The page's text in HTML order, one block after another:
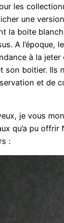
les
une
la boite
A l’époque,
à la jeter
son boitier. Ils
et de
je vous
qu’a pu offrir
: